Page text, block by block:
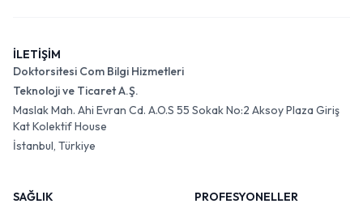
İLETİŞİM
Doktorsitesi Com Bilgi Hizmetleri
Teknoloji ve Ticaret A.Ş.
Maslak Mah. Ahi Evran Cd. A.O.S 55 Sokak No:2 Aksoy Plaza Giriş
Kat Kolektif House
İstanbul, Türkiye
SAĞLIK
PROFESYONELLER